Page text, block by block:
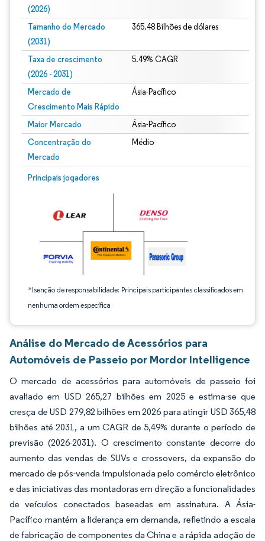
(2026)
Tamanho do Mercado
(2031)
365.48 Bilhões de dólares
Taxa de crescimento
(2026 - 2031)
5.49% CAGR
Mercado de
Crescimento Mais Rápido
Ásia-Pacífico
Maior Mercado Ásia-Pacífico
Concentração do
Mercado
Médio
Principais jogadores
*Isenção de responsabilidade: Principais participantes classificados em
nenhuma ordem específica
Imagem © Mordor Intelligence. O reuso requer atribuição conforme CC BY 4.0.
Análise do Mercado de Acessórios para
Automóveis de Passeio por Mordor Intelligence
O mercado de acessórios para automóveis de passeio foi
avaliado em USD 265,27 bilhões em 2025 e estima-se que
cresça de USD 279,82 bilhões em 2026 para atingir USD 365,48
bilhões até 2031, a um CAGR de 5,49% durante o período de
previsão (2026-2031). O crescimento constante decorre do
aumento das vendas de SUVs e crossovers, da expansão do
mercado de pós-venda impulsionada pelo comércio eletrônico
e das iniciativas das montadoras em direção a funcionalidades
de veículos conectados baseadas em assinatura. A Ásia-
Pacífico mantém a liderança em demanda, refletindo a escala
de fabricação de componentes da China e a rápida adoção de